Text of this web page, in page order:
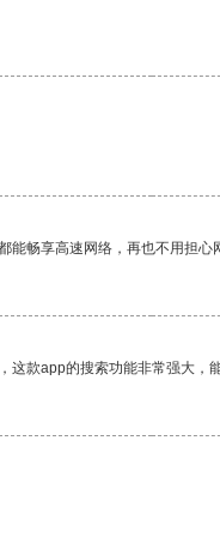
畅享高速网络，再也不用担
款app的搜索功能非常强大，